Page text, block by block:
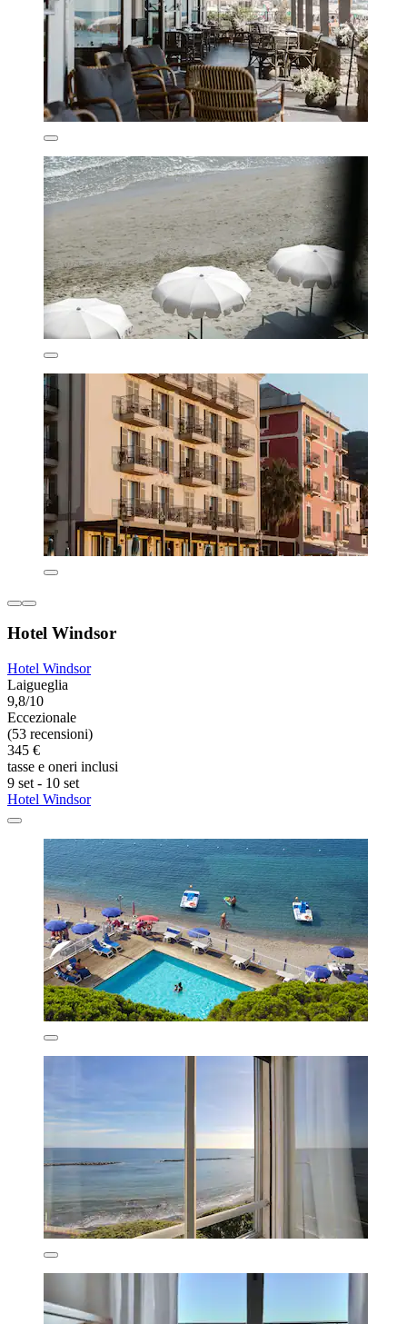
Hotel Windsor
Hotel Windsor
Laigueglia
9,8/10
Eccezionale
(53 recensioni)
345 €
tasse e oneri inclusi
9 set - 10 set
Hotel Windsor